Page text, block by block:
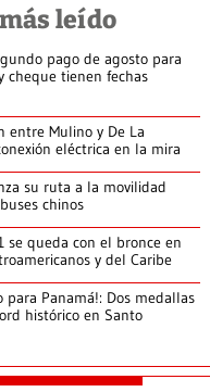
leído
pago de agosto para
cheque tienen fechas
entre Mulino y De La
eléctrica en la mira
su ruta a la movilidad
chinos
se queda con el bronce en
y del Caribe
para Panamá!: Dos medallas
histórico en Santo